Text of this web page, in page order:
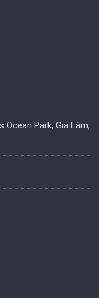
Park, Gia Lâm,